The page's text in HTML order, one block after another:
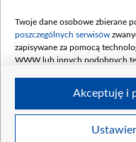
kwiecień 180
czerwca 90 mln)
Dofinansowanie
4 sierpnia 250
Twoje dane osobowe zbierane
poszczególnych serwisów
zapisywane za pomocą
WWW lub innych podobnych
Twoje dane osobowe zbierane
Akceptuję i